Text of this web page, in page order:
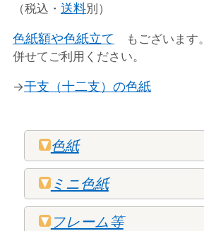
（税込・ 送料別）
色紙額や色紙立て もございます。
併せてご利用ください。
→干支（十二支）の色紙
色紙
ミニ色紙
フレーム等